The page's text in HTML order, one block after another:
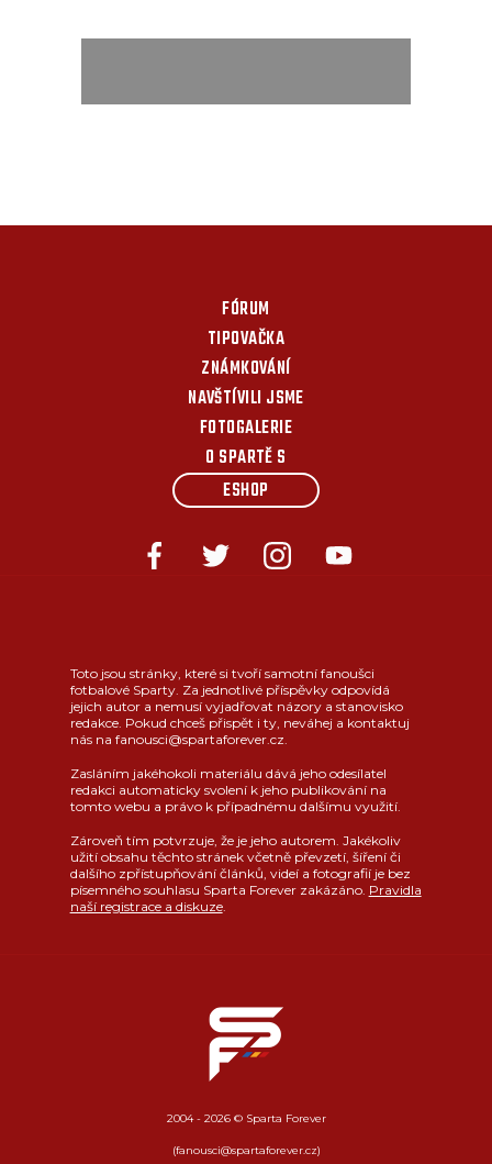
FÓRUM
TIPOVAČKA
ZNÁMKOVÁNÍ
NAVŠTÍVILI JSME
FOTOGALERIE
O SPARTĚ S
ESHOP
Toto jsou stránky, které si tvoří samotní fanoušci
fotbalové Sparty. Za jednotlivé příspěvky odpovídá
jejich autor a nemusí vyjadřovat názory a stanovisko
redakce. Pokud chceš přispět i ty, neváhej a kontaktuj
nás na fanousci@spartaforever.cz.
Zasláním jakéhokoli materiálu dává jeho odesílatel
redakci automaticky svolení k jeho publikování na
tomto webu a právo k případnému dalšímu využití.
Zároveň tím potvrzuje, že je jeho autorem. Jakékoliv
užití obsahu těchto stránek včetně převzetí, šíření či
dalšího zpřístupňování článků, videí a fotografií je bez
písemného souhlasu Sparta Forever zakázáno. Pravidla
naší registrace a diskuze.
2004 - 2026 © Sparta Forever
(fanousci@spartaforever.cz)